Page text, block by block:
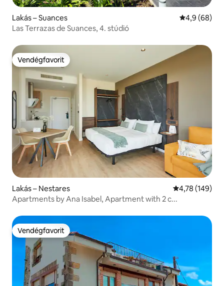
Lakás – Suances Átlagos
4,9 (68)
Las Terrazas de Suances, 4. stúdió
Vendégfavorit
Vendégfavorit
Lakás – Nestares Átlagos
4,78 (149)
Apartments by Ana Isabel, Apartment with 2 c...
Vendégfavorit
Vendégfavorit